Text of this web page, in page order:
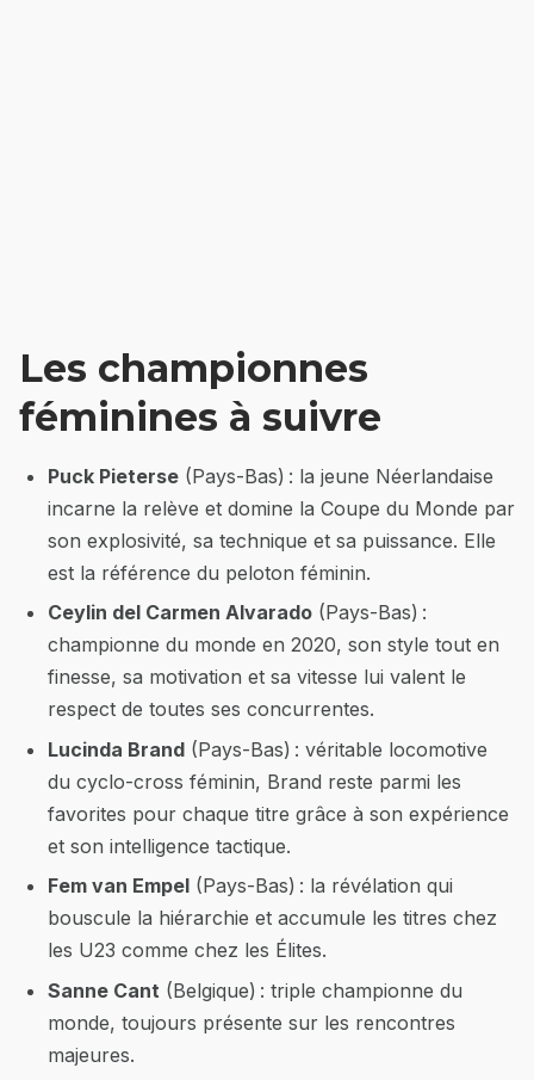
Les championnes
féminines à suivre
Puck Pieterse (Pays-Bas) : la jeune Néerlandaise
incarne la relève et domine la Coupe du Monde par
son explosivité, sa technique et sa puissance. Elle
est la référence du peloton féminin.
Ceylin del Carmen Alvarado (Pays-Bas) :
championne du monde en 2020, son style tout en
finesse, sa motivation et sa vitesse lui valent le
respect de toutes ses concurrentes.
Lucinda Brand (Pays-Bas) : véritable locomotive
du cyclo-cross féminin, Brand reste parmi les
favorites pour chaque titre grâce à son expérience
et son intelligence tactique.
Fem van Empel (Pays-Bas) : la révélation qui
bouscule la hiérarchie et accumule les titres chez
les U23 comme chez les Élites.
Sanne Cant (Belgique) : triple championne du
monde, toujours présente sur les rencontres
majeures.